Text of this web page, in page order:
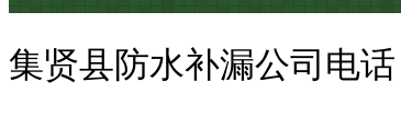
集贤县防水补漏公司电话